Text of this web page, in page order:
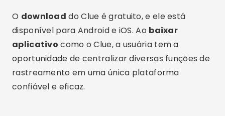
Period Tracker – Meu
Calendário
Outra excelente opção é oPeriod Tracker,
também conhecido como “Meu Calendário”.
Este app é voltado tanto para o controle do